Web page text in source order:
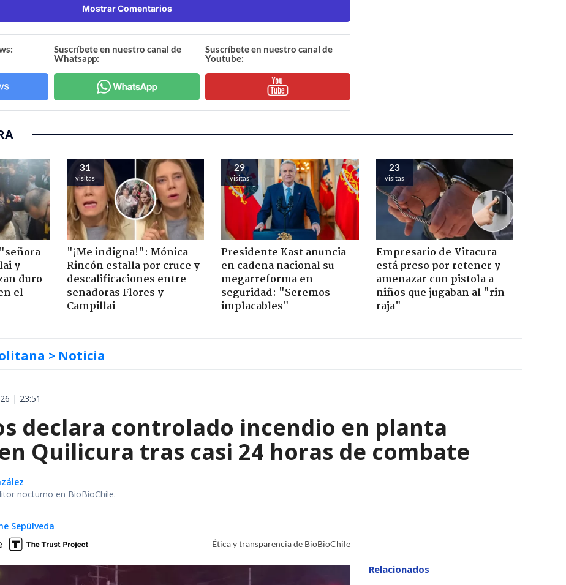
Mostrar Comentarios
Suscríbete en nuestro canal de
Whatsapp:
Suscríbete en nuestro canal de
Youtube:
y
duro
el
31
visitas
"¡Me indigna!": Mónica
Rincón estalla por cruce y
descalificaciones entre
senadoras Flores y
Campillai
29
visitas
Presidente Kast anuncia
en cadena nacional su
megarreforma en
seguridad: "Seremos
implacables"
23
visitas
Empresario de Vitacura
está preso por retener y
amenazar con pistola a
niños que jugaban al "rin
raja"
> Noticia
| 23:51
declara controlado incendio en planta
Quilicura tras casi 24 horas de combate
nocturno en BioBioChile.
Sepúlveda
Ética y transparencia de BioBioChile
Relacionados